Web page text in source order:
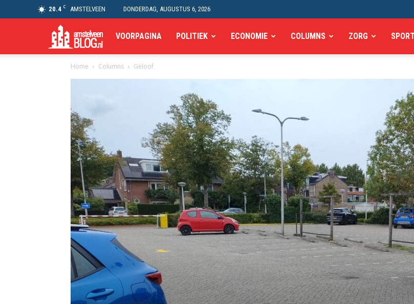
20.4 C AMSTELVEEN DONDERDAG, AUGUSTUS 6, 2026
Amstelveen
Blog
VOORPAGINA POLITIEK ECONOMIE COLUMNS ZORG SPORT
Home Columns Geloof